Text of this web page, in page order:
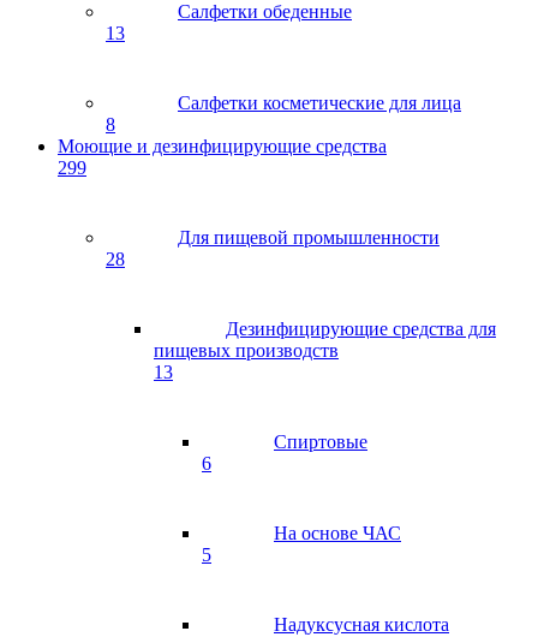
Салфетки обеденные
13
Салфетки косметические для лица
8
Моющие и дезинфицирующие средства
299
Для пищевой промышленности
28
Дезинфицирующие средства для
пищевых производств
13
Спиртовые
6
На основе ЧАС
5
Надуксусная кислота